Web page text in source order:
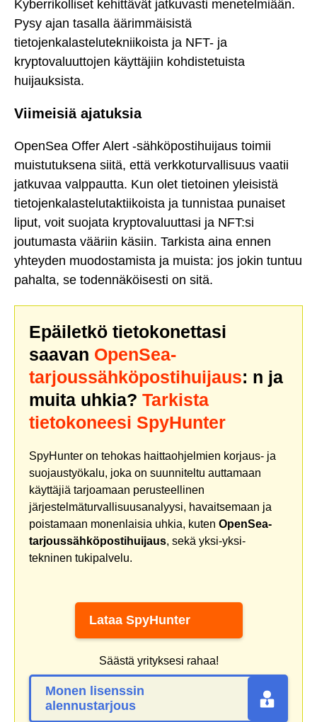
Kyberrikolliset kehittävät jatkuvasti menetelmiään.
Pysy ajan tasalla äärimmäisistä
tietojenkalastelutekniikoista ja NFT- ja
kryptovaluuttojen käyttäjiin kohdistetuista
huijauksista.
Viimeisiä ajatuksia
OpenSea Offer Alert -sähköpostihuijaus toimii
muistutuksena siitä, että verkkoturvallisuus vaatii
jatkuvaa valppautta. Kun olet tietoinen yleisistä
tietojenkalastelutaktiikoista ja tunnistaa punaiset
liput, voit suojata kryptovaluuttasi ja NFT:si
joutumasta vääriin käsiin. Tarkista aina ennen
yhteyden muodostamista ja muista: jos jokin tuntuu
pahalta, se todennäköisesti on sitä.
Epäiletkö tietokonettasi
saavan OpenSea-
tarjoussähköpostihuijaus: n ja
muita uhkia? Tarkista
tietokoneesi SpyHunter
SpyHunter on tehokas haittaohjelmien korjaus- ja
suojaustyökalu, joka on suunniteltu auttamaan
käyttäjiä tarjoamaan perusteellinen
järjestelmäturvallisuusanalyysi, havaitsemaan ja
poistamaan monenlaisia uhkia, kuten OpenSea-
tarjoussähköpostihuijaus, sekä yksi-yksi-
tekninen tukipalvelu.
Lataa SpyHunter
Säästä yrityksesi rahaa!
Monen lisenssin
alennustarjous